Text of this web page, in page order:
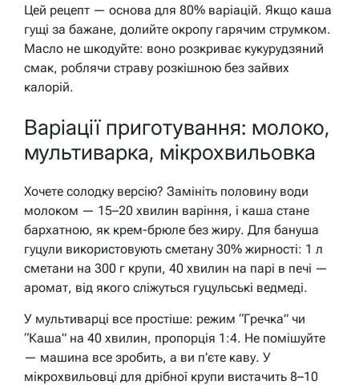
Цей рецепт — основа для 80% варіацій. Якщо каша
гущі за бажане, долийте окропу гарячим струмком.
Масло не шкодуйте: воно розкриває кукурудзяний
смак, роблячи страву розкішною без зайвих
калорій.
Варіації приготування: молоко,
мультиварка, мікрохвильовка
Хочете солодку версію? Замініть половину води
молоком — 15–20 хвилин варіння, і каша стане
бархатною, як крем-брюле без жиру. Для бануша
гуцули використовують сметану 30% жирності: 1 л
сметани на 300 г крупи, 40 хвилин на парі в печі —
аромат, від якого сліжуться гуцульські ведмеді.
У мультиварці все простіше: режим “Гречка” чи
“Каша” на 40 хвилин, пропорція 1:4. Не помішуйте
— машина все зробить, а ви п’єте каву. У
мікрохвильовці для дрібної крупи вистачить 8–10